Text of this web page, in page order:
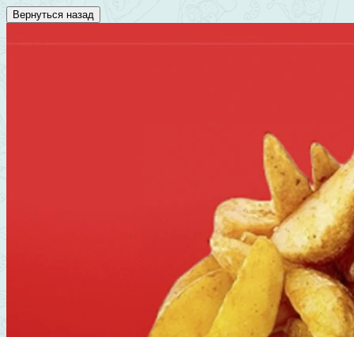
Вернуться назад